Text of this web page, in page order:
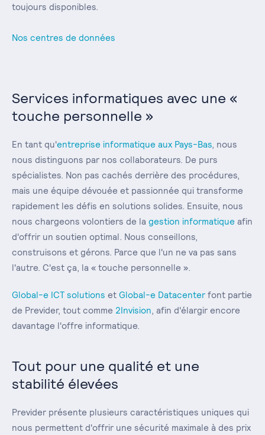
toujours disponibles.
Nos centres de données
Services informatiques avec une «
touche personnelle »
En tant qu'entreprise informatique aux Pays-Bas , nous
nous distinguons par nos collaborateurs. De purs
spécialistes. Non pas cachés derrière des procédures,
mais une équipe dévouée et passionnée qui transforme
rapidement les défis en solutions solides. Ensuite, nous
nous chargeons volontiers de la gestion informatique afin
d'offrir un soutien optimal. Nous conseillons,
construisons et gérons. Parce que l'un ne va pas sans
l'autre. C'est ça, la « touche personnelle ».
Global-e ICT solutions et Global-e Datacenter font partie
de Previder, tout comme 2Invision , afin d'élargir encore
davantage l'offre informatique.
Tout pour une qualité et une
stabilité élevées
Previder présente plusieurs caractéristiques uniques qui
nous permettent d'offrir une sécurité maximale à des prix